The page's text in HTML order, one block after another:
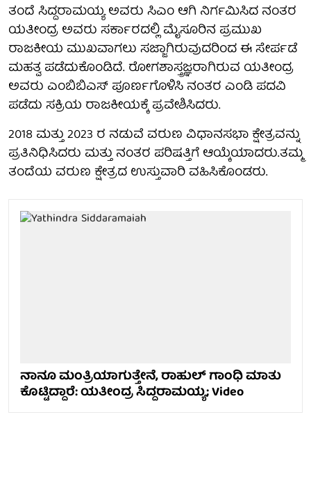
ತಂದೆ ಸಿದ್ದರಾಮಯ್ಯ ಅವರು ಸಿಎಂ ಆಗಿ ನಿರ್ಗಮಿಸಿದ ನಂತರ
ಯತೀಂದ್ರ ಅವರು ಸರ್ಕಾರದಲ್ಲಿ ಮೈಸೂರಿನ ಪ್ರಮುಖ
ರಾಜಕೀಯ ಮುಖವಾಗಲು ಸಜ್ಜಾಗಿರುವುದರಿಂದ ಈ ಸೇರ್ಪಡೆ
ಮಹತ್ವ ಪಡೆದುಕೊಂಡಿದೆ. ರೋಗಶಾಸ್ತ್ರಜ್ಞರಾಗಿರುವ ಯತೀಂದ್ರ
ಅವರು ಎಂಬಿಬಿಎಸ್ ಪೂರ್ಣಗೊಳಿಸಿ ನಂತರ ಎಂಡಿ ಪದವಿ
ಪಡೆದು ಸಕ್ರಿಯ ರಾಜಕೀಯಕ್ಕೆ ಪ್ರವೇಶಿಸಿದರು.
2018 ಮತ್ತು 2023 ರ ನಡುವೆ ವರುಣ ವಿಧಾನಸಭಾ ಕ್ಷೇತ್ರವನ್ನು
ಪ್ರತಿನಿಧಿಸಿದರು ಮತ್ತು ನಂತರ ಪರಿಷತ್ತಿಗೆ ಆಯ್ಕೆಯಾದರು.ತಮ್ಮ
ತಂದೆಯ ವರುಣ ಕ್ಷೇತ್ರದ ಉಸ್ತುವಾರಿ ವಹಿಸಿಕೊಂಡರು.
ನಾನೂ ಮಂತ್ರಿಯಾಗುತ್ತೇನೆ, ರಾಹುಲ್ ಗಾಂಧಿ ಮಾತು
ಕೊಟ್ಟಿದ್ದಾರೆ: ಯತೀಂದ್ರ ಸಿದ್ದರಾಮಯ್ಯ; Video